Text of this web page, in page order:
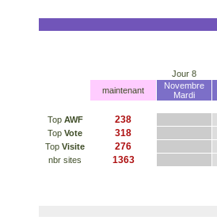
Jour 8
maintenant
Novembre
Mardi
Top AWF 238
Top Vote 318
Top Visite 276
nbr sites
1363